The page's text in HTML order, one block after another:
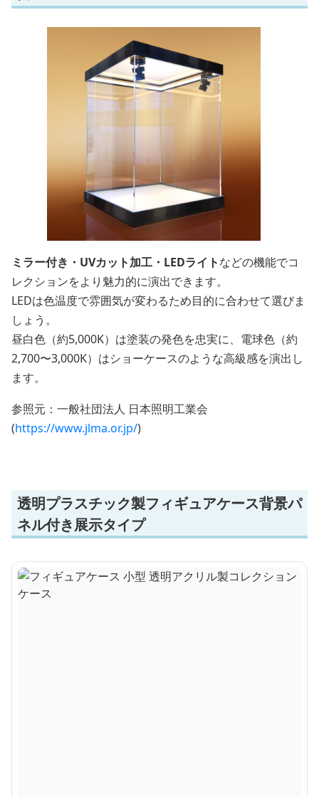
ミラー付き・UVカット加工・LEDライトなどの機能でコ
レクションをより魅力的に演出できます。
LEDは色温度で雰囲気が変わるため目的に合わせて選びま
しょう。
昼白色（約5,000K）は塗装の発色を忠実に、電球色（約
2,700〜3,000K）はショーケースのような高級感を演出し
ます。
参照元：一般社団法人 日本照明工業会
(https://www.jlma.or.jp/)
透明プラスチック製フィギュアケース背景パ
ネル付き展示タイプ